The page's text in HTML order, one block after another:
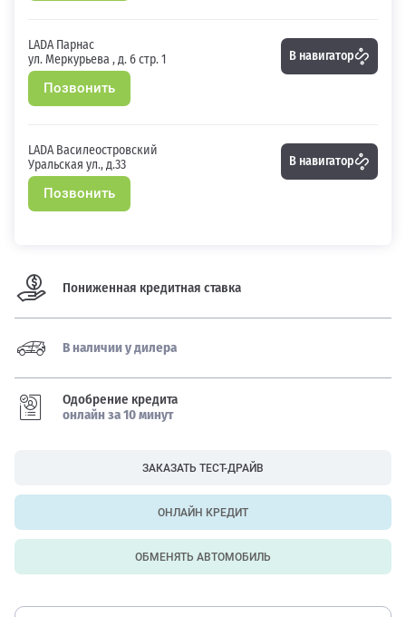
LADA Парнас
ул. Меркурьева , д. 6 стр. 1
Позвонить
В навигатор
LADA Василеостровский
Уральская ул., д.33
Позвонить
В навигатор
Пониженная кредитная ставка
В наличии у дилера
Одобрение кредита
онлайн за 10 минут
ЗАКАЗАТЬ ТЕСТ-ДРАЙВ
ОНЛАЙН КРЕДИТ
ОБМЕНЯТЬ АВТОМОБИЛЬ